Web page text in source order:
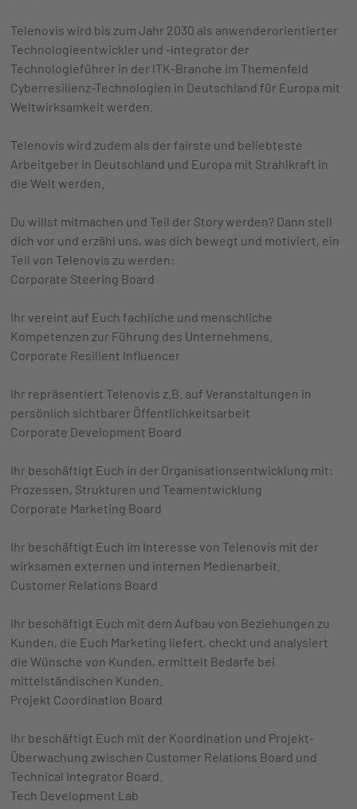
Telenovis wird bis zum Jahr 2030 als anwenderorientierter
Technologieentwickler und -integrator der
Technologieführer in der ITK-Branche im Themenfeld
Cyberresilienz-Technologien in Deutschland für Europa mit
Weltwirksamkeit werden.
Telenovis wird zudem als der fairste und beliebteste
Arbeitgeber in Deutschland und Europa mit Strahlkraft in
die Welt werden.
Du willst mitmachen und Teil der Story werden? Dann stell
dich vor und erzähl uns, was dich bewegt und motiviert, ein
Teil von Telenovis zu werden:
Corporate Steering Board
Ihr vereint auf Euch fachliche und menschliche
Kompetenzen zur Führung des Unternehmens.
Corporate Resilient Influencer
Ihr repräsentiert Telenovis z.B. auf Veranstaltungen in
persönlich sichtbarer Öffentlichkeitsarbeit
Corporate Development Board
Ihr beschäftigt Euch in der Organisationsentwicklung mit:
Prozessen, Strukturen und Teamentwicklung
Corporate Marketing Board
Ihr beschäftigt Euch im Interesse von Telenovis mit der
wirksamen externen und internen Medienarbeit.
Customer Relations Board
Ihr beschäftigt Euch mit dem Aufbau von Beziehungen zu
Kunden, die Euch Marketing liefert, checkt und analysiert
die Wünsche von Kunden, ermittelt Bedarfe bei
mittelständischen Kunden.
Projekt Coordination Board
Ihr beschäftigt Euch mit der Koordination und Projekt-
Überwachung zwischen Customer Relations Board und
Technical Integrator Board.
Tech Development Lab